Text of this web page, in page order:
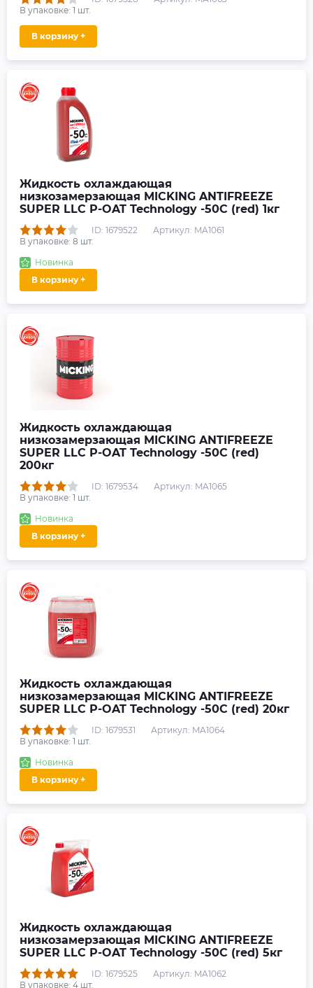
В упаковке: 1 шт.
В корзину +
Жидкость охлаждающая
низкозамерзающая MICKING ANTIFREEZE
SUPER LLC P-OAT Technology -50C (red) 1кг
ID: 1679522
Артикул: MA1061
В упаковке: 8 шт.
Новинка
В корзину +
Жидкость охлаждающая
низкозамерзающая MICKING ANTIFREEZE
SUPER LLC P-OAT Technology -50C (red)
200кг
ID: 1679534
Артикул: MA1065
В упаковке: 1 шт.
Новинка
В корзину +
Жидкость охлаждающая
низкозамерзающая MICKING ANTIFREEZE
SUPER LLC P-OAT Technology -50C (red) 20кг
ID: 1679531
Артикул: MA1064
В упаковке: 1 шт.
Новинка
В корзину +
Жидкость охлаждающая
низкозамерзающая MICKING ANTIFREEZE
SUPER LLC P-OAT Technology -50C (red) 5кг
ID: 1679525
Артикул: MA1062
В упаковке: 4 шт.